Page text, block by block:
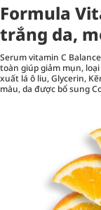
Formula
trắng da,
Serum vitamin C Balance
toàn giúp giảm mụn,
xuất lá ô liu, Glycerin,
màu, da được bổ sung